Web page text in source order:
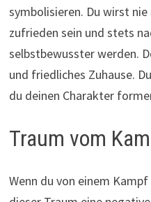
symbolisieren. Du wirst
zufrieden sein und stets
selbstbewusster werden.
und friedliches Zuhause.
du deinen Charakter
Traum vom
Wenn du von einem